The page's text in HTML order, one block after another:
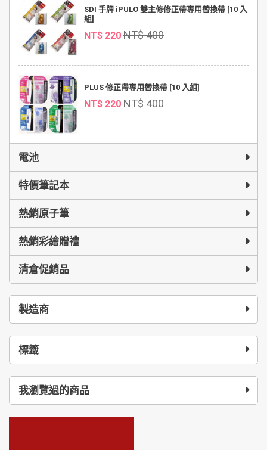
SDI 手牌 iPULO 雙主修修正帶專用替換帶 [10 入
組]
NT$ 220 NT$ 400
PLUS 修正帶專用替換帶 [10 入組]
NT$ 220 NT$ 400
電池
特價筆記本
熱銷原子筆
熱銷彩繪贈禮
清倉促銷品
製造商
標籤
我瀏覽過的商品